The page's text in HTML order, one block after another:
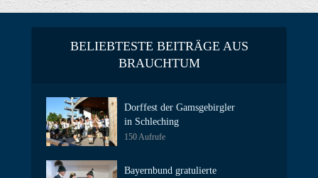
BELIEBTESTE BEITRÄGE AUS
BRAUCHTUM
Dorffest der Gamsgebirgler
in Schleching
150 Aufrufe
Bayernbund gratulierte